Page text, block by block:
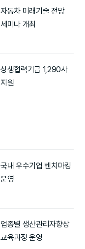
자동차 미래기술 전망
세미나 개최
상생협력기급 1,290사
지원
국내 우수기업 벤치마킹
운영
업종별 생산관리자향상
교육과정 운영